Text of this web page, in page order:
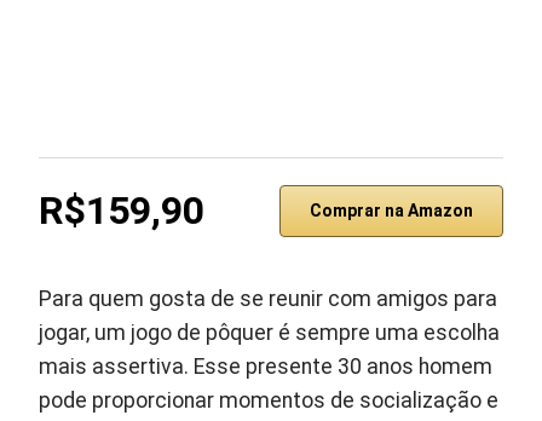
R$159,90 Comprar na Amazon
Para quem gosta de se reunir com amigos para
jogar, um jogo de pôquer é sempre uma escolha
mais assertiva. Esse presente 30 anos homem
pode proporcionar momentos de socialização e